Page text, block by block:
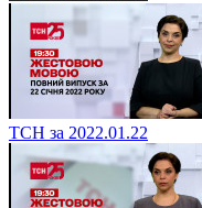
ТСН за 2022.01.22